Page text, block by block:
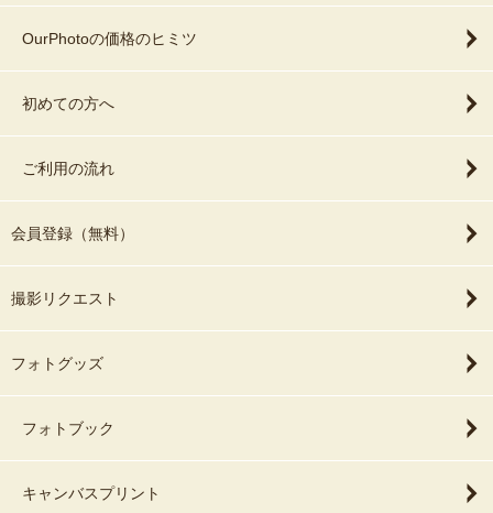
OurPhotoの価格のヒミツ
初めての方へ
ご利用の流れ
会員登録（無料）
撮影リクエスト
フォトグッズ
フォトブック
キャンバスプリント